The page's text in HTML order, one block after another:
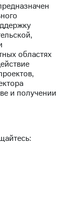
областях
и получении